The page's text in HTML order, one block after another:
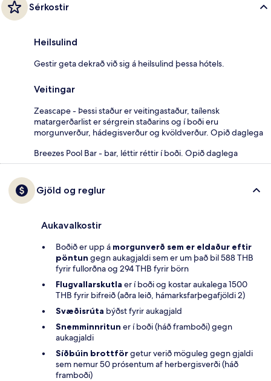
Sérkostir
Heilsulind
Gestir geta dekrað við sig á heilsulind þessa hótels.
Veitingar
Zeascape - Þessi staður er veitingastaður, taílensk
matargerðarlist er sérgrein staðarins og í boði eru
morgunverður, hádegisverður og kvöldverður. Opið daglega
Breezes Pool Bar - bar, léttir réttir í boði. Opið daglega
Gjöld og reglur
Aukavalkostir
Boðið er upp á morgunverð sem er eldaður eftir
pöntun gegn aukagjaldi sem er um það bil 588 THB
fyrir fullorðna og 294 THB fyrir börn
Flugvallarskutla er í boði og kostar aukalega 1500
THB fyrir bifreið (aðra leið, hámarksfarþegafjöldi 2)
Svæðisrúta býðst fyrir aukagjald
Snemminnritun er í boði (háð framboði) gegn
aukagjaldi
Síðbúin brottförgetur verið möguleg gegn gjaldi
sem nemur 50 prósentum af herbergisverði (háð
framboði)